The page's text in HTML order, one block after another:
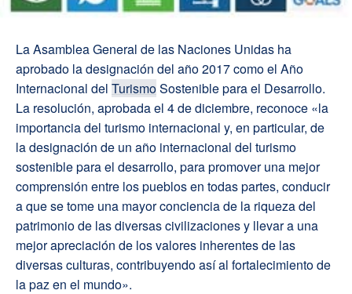
La Asamblea General de las Naciones Unidas ha
aprobado la designación del año 2017 como el Año
Internacional del TurismoSostenible para el Desarrollo.
La resolución, aprobada el 4 de diciembre, reconoce «la
importancia del turismo internacional y, en particular, de
la designación de un año internacional del turismo
sostenible para el desarrollo, para promover una mejor
comprensión entre los pueblos en todas partes, conducir
a que se tome una mayor conciencia de la riqueza del
patrimonio de las diversas civilizaciones y llevar a una
mejor apreciación de los valores inherentes de las
diversas culturas, contribuyendo así al fortalecimiento de
la paz en el mundo».